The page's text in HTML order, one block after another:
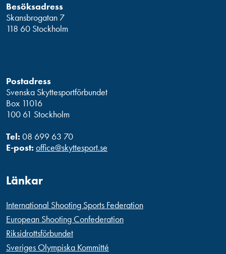
Besöksadress
Skansbrogatan 7
118 60 Stockholm
Postadress
Svenska Skyttesportförbundet
Box 11016
100 61 Stockholm
Tel: 08 699 63 70
E-post: office@skyttesport.se
Länkar
International Shooting Sports Federation
European Shooting Confederation
Riksidrottsförbundet
Sveriges Olympiska Kommitté